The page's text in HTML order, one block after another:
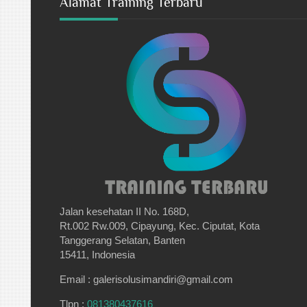
Jalan kesehatan II No. 168D,
Rt.002 Rw.009, Cipayung, Kec. Ciputat, Kota
Tanggerang Selatan, Banten
15411, Indonesia
Email : galerisolusimandiri@gmail.com
Tlpn : 081380437616